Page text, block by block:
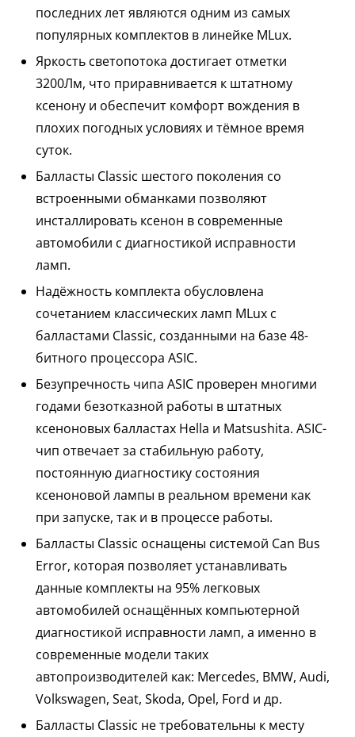
последних лет являются одним из самых
популярных комплектов в линейке MLux.
Яркость светопотока достигает отметки
3200Лм, что приравнивается к штатному
ксенону и обеспечит комфорт вождения в
плохих погодных условиях и тёмное время
суток.
Балласты Classic шестого поколения со
встроенными обманками позволяют
инсталлировать ксенон в современные
автомобили с диагностикой исправности
ламп.
Надёжность комплекта обусловлена
сочетанием классических ламп MLux с
балластами Classic, созданными на базе 48-
битного процессора ASIC.
Безупречность чипа ASIC проверен многими
годами безотказной работы в штатных
ксеноновых балластах Hella и Matsushita. ASIC-
чип отвечает за стабильную работу,
постоянную диагностику состояния
ксеноновой лампы в реальном времени как
при запуске, так и в процессе работы.
Балласты Classic оснащены системой Can Bus
Error, которая позволяет устанавливать
данные комплекты на 95% легковых
автомобилей оснащённых компьютерной
диагностикой исправности ламп, а именно в
современные модели таких
автопроизводителей как: Mercedes, BMW, Audi,
Volkswagen, Seat, Skoda, Opel, Ford и др.
Балласты Classic не требовательны к месту